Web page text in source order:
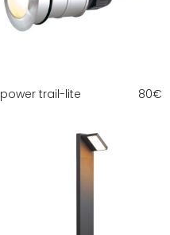
power trail-lite 80€